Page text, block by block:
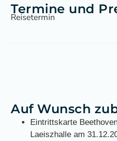
Termine und
Reisetermin
Auf Wunsch
Eintrittskarte
Laeiszhalle am